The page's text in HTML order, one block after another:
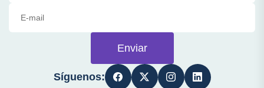
Enviar
Síguenos: